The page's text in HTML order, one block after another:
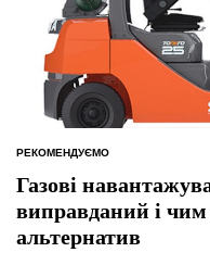
ОПУБЛІКУВАТИ
РЕКОМЕНДУЄМО
Газові
виправданий і чим
альтернатив